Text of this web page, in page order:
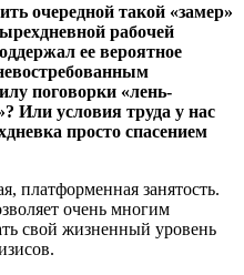
очередной такой «замер»
рабочей
ее вероятное
поговорки «лень-
Или условия труда у нас
просто спасением
платформенная занятость.
очень многим
свой жизненный уровень